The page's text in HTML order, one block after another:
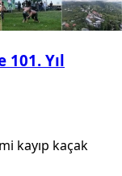
101. Yıl
kayıp kaçak